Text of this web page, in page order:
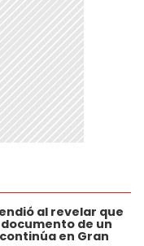
al revelar que
de un
en Gran